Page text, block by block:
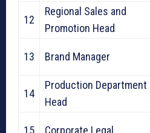
12
Regional Sales and
Promotion Head
13 Brand Manager
14
Production Department
Head
15 Corporate Legal